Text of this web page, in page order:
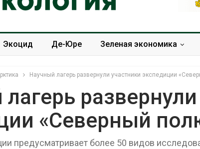
Экоцид Де-Юре Зеленая экономика
Научный лагерь развернули участники экспедиции
«Северный
предусматривает более 50 видов
Тайфун, засуха и
сразу несколько
экстремальными